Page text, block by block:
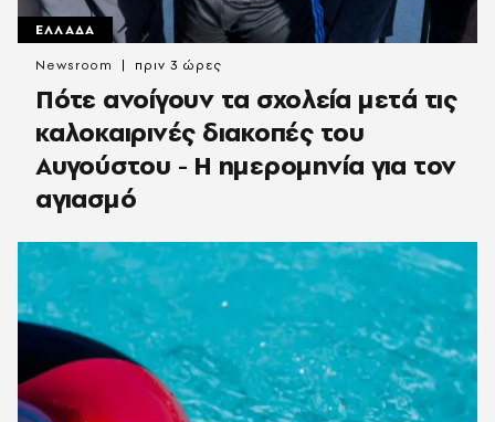
ΕΛΛΑΔΑ
Πότε ανοίγουν τα σχολεία μετά τις
καλοκαιρινές διακοπές του
Αυγούστου - Η ημερομηνία για τον
αγιασμό
Newsroom πριν 3 ώρες